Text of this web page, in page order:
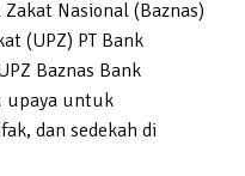
Nasional (Baznas)
(UPZ) PT Bank
Baznas Bank
upaya untuk
dan sedekah di